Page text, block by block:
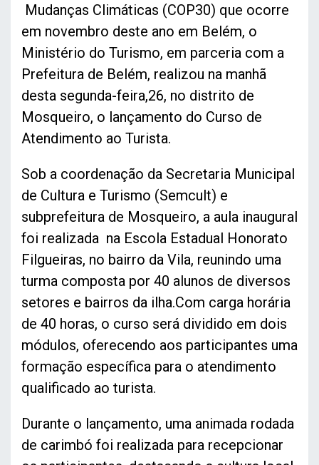
Mudanças Climáticas (COP30) que ocorre
em novembro deste ano em Belém, o
Ministério do Turismo, em parceria com a
Prefeitura de Belém, realizou na manhã
desta segunda-feira,26, no distrito de
Mosqueiro, o lançamento do Curso de
Atendimento ao Turista.
Sob a coordenação da Secretaria Municipal
de Cultura e Turismo (Semcult) e
subprefeitura de Mosqueiro, a aula inaugural
foi realizada na Escola Estadual Honorato
Filgueiras, no bairro da Vila, reunindo uma
turma composta por 40 alunos de diversos
setores e bairros da ilha.Com carga horária
de 40 horas, o curso será dividido em dois
módulos, oferecendo aos participantes uma
formação específica para o atendimento
qualificado ao turista.
Durante o lançamento, uma animada rodada
de carimbó foi realizada para recepcionar